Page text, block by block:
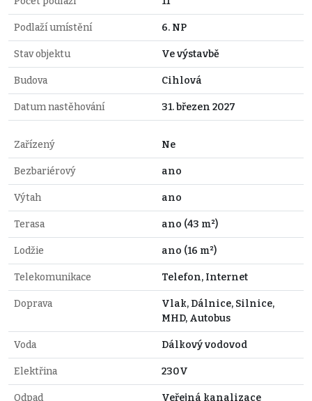
Podlaží umístění 6. NP
Stav objektu Ve výstavbě
Budova Cihlová
Datum nastěhování 31. březen 2027
Zařízený Ne
Bezbariérový ano
Výtah ano
Terasa ano (43 m²)
Lodžie ano (16 m²)
Telekomunikace Telefon, Internet
Doprava
Vlak, Dálnice, Silnice,
MHD, Autobus
Voda Dálkový vodovod
Elektřina 230V
Odpad Veřejná kanalizace